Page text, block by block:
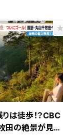
は徒歩！？CBC
田の絶景が見ら